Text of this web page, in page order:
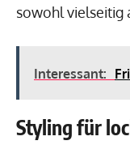
sowohl vielseitig
Interessant:
Styling für